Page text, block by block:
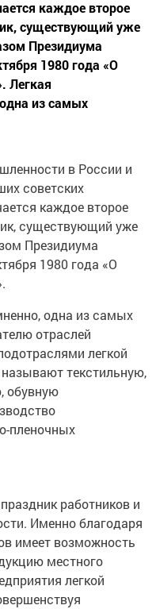
каждое второе
существующий уже
Президиума
1980 года «О
Легкая
из самых
в России и
советских
каждое второе
существующий уже
Президиума
1980 года «О
одна из самых
отраслей
легкой
текстильную,
обувную
пленочных
работников и
Именно благодаря
имеет возможность
местного
легкой